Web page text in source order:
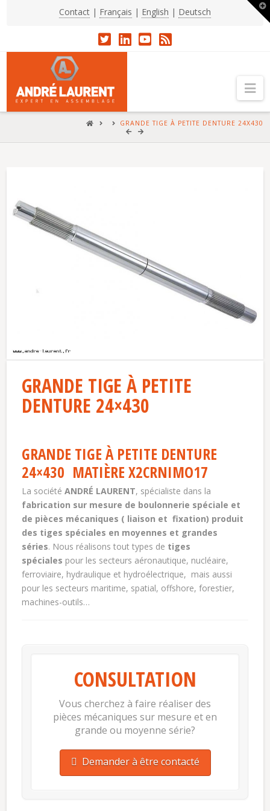
Contact | Français | English | Deutsch
HOME GRANDE TIGE À PETITE DENTURE 24X430
GRANDE TIGE À PETITE
DENTURE 24×430
GRANDE TIGE À PETITE DENTURE
24×430 MATIÈRE X2CRNIMO17
La sociétéANDRÉ LAURENT, spécialiste dans la
fabrication sur mesure de boulonnerie spéciale et
de pièces mécaniques ( liaison et fixation) produit
des tiges spéciales en moyennes et grandes
séries. Nous réalisons tout types de tiges
spéciales pour les secteurs aéronautique, nucléaire,
ferroviaire, hydraulique et hydroélectrique, mais aussi
pour les secteurs maritime, spatial, offshore, forestier,
machines-outils…
CONSULTATION
Vous cherchez à faire réaliser des
pièces mécaniques sur mesure et en
grande ou moyenne série?
Demander à être contacté